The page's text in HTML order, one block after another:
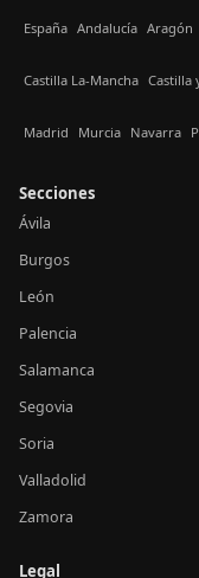
España Andalucía Aragón
Castilla La-Mancha Castilla
Madrid Murcia Navarra
Secciones
Ávila
Burgos
León
Palencia
Salamanca
Segovia
Soria
Valladolid
Zamora
Legal